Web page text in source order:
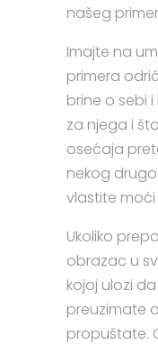
našeg
Imajte na
primera
brine o sebi
za njega i
osećaja
nekog
vlastite
Ukoliko
obrazac u
kojoj ulozi
preuzimate
propuštate.